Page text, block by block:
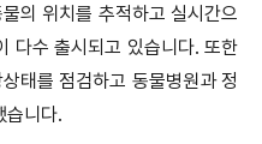
의 위치를 추적하고 실시간으
다수 출시되고 있습니다. 또한
태를 점검하고 동물병원과 정
습니다.